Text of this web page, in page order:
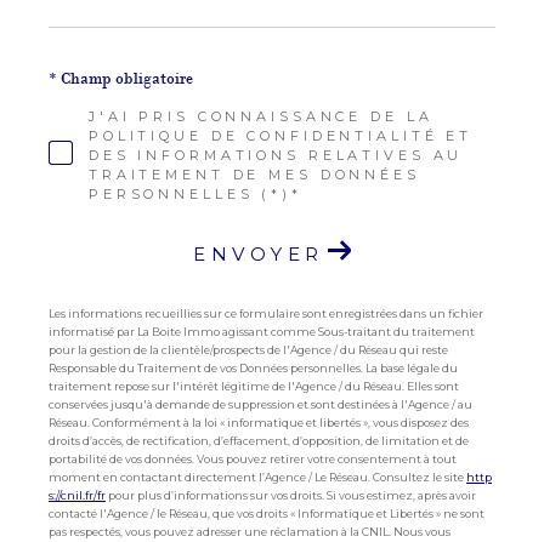
J'AI PRIS CONNAISSANCE DE LA
POLITIQUE DE CONFIDENTIALITÉ ET
DES INFORMATIONS RELATIVES AU
TRAITEMENT DE MES DONNÉES
PERSONNELLES (*)*
* Champ obligatoire
ENVOYER
Les informations recueillies sur ce formulaire sont enregistrées dans un fichier
informatisé par La Boite Immo agissant comme Sous-traitant du traitement
pour la gestion de la clientèle/prospects de l'Agence / du Réseau qui reste
Responsable du Traitement de vos Données personnelles. La base légale du
traitement repose sur l'intérêt légitime de l'Agence / du Réseau. Elles sont
conservées jusqu'à demande de suppression et sont destinées à l'Agence / au
Réseau. Conformément à la loi « informatique et libertés », vous disposez des
droits d’accès, de rectification, d’effacement, d’opposition, de limitation et de
portabilité de vos données. Vous pouvez retirer votre consentement à tout
moment en contactant directement l’Agence / Le Réseau. Consultez le site http
s://cnil.fr/fr pour plus d’informations sur vos droits. Si vous estimez, après avoir
contacté l'Agence / le Réseau, que vos droits « Informatique et Libertés » ne sont
pas respectés, vous pouvez adresser une réclamation à la CNIL. Nous vous